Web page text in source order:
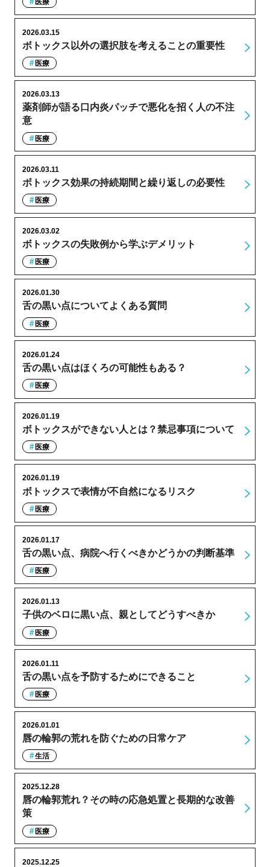
ボトックス以外の選択肢を考えることの重要性
2026.03.15
医療
薬剤師が語る口内炎パッチで悪化を招く人の不注
意
2026.03.13
医療
ボトックス効果の持続期間と繰り返しの必要性
2026.03.11
医療
ボトックスの失敗例から学ぶデメリット
2026.03.02
医療
舌の黒い点についてよくある質問
2026.01.30
医療
舌の黒い点はほくろの可能性もある？
2026.01.24
医療
ボトックスができない人とは？禁忌事項について
2026.01.19
医療
ボトックスで表情が不自然になるリスク
2026.01.19
医療
舌の黒い点、病院へ行くべきかどうかの判断基準
2026.01.17
医療
子供のベロに黒い点、親としてどうすべきか
2026.01.13
医療
舌の黒い点を予防するためにできること
2026.01.11
医療
唇の輪郭の荒れを防ぐための日常ケア
2026.01.01
生活
唇の輪郭荒れ？その時の応急処置と長期的な改善
策
2025.12.28
医療
2025.12.25